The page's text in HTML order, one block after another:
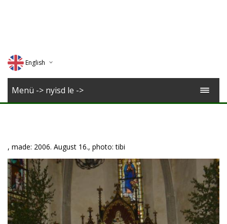
English
Deutsch
Menü -> nyisd le ->
, made: 2006. August 16., photo: tibi